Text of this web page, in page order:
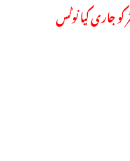
جاری کیا نوٹس